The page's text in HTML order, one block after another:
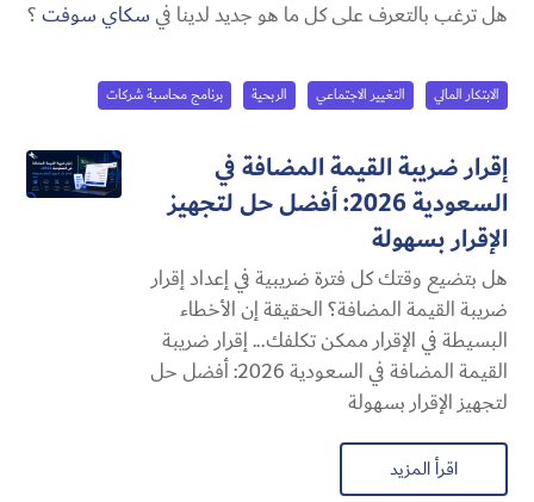
هل ترغب بالتعرف على كل ما هو جديد لدينا فيسكاي سوفت؟
الابتكار المالي التغيير الاجتماعي الربحية برنامج محاسبة شركات
إقرار ضريبة القيمة المضافة في
السعودية 2026: أفضل حل لتجهيز
الإقرار بسهولة
هل بتضيع وقتك كل فترة ضريبية في إعداد إقرار
ضريبة القيمة المضافة؟ الحقيقة إن الأخطاء
البسيطة في الإقرار ممكن تكلفك... إقرار ضريبة
القيمة المضافة في السعودية 2026: أفضل حل
لتجهيز الإقرار بسهولة
اقرأ المزيد